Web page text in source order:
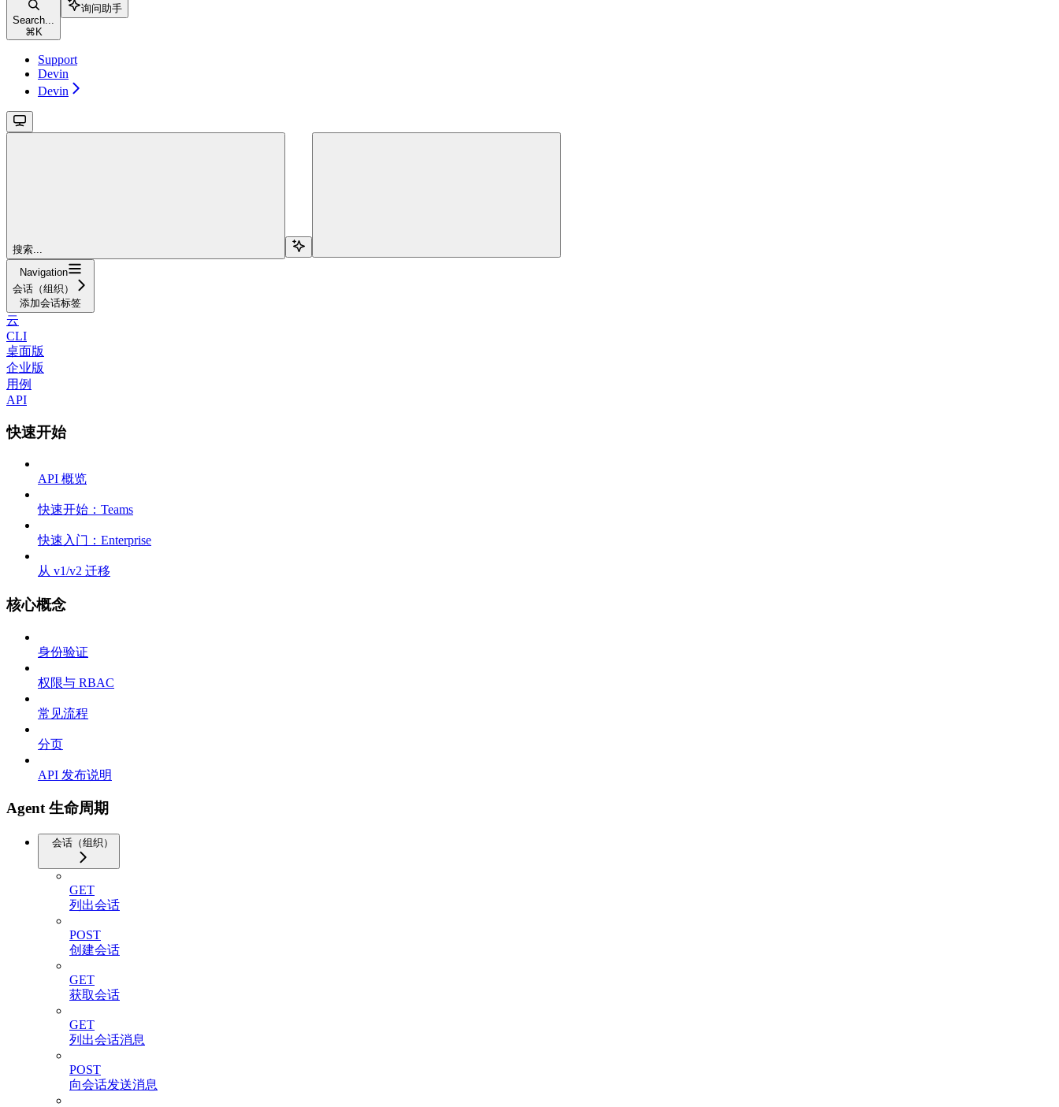
Search...
⌘ K
询问助手
Support
Devin
Devin
搜索...
Navigation
会话（组织）
添加会话标签
云
CLI
桌面版
企业版
用例
API
快速开始
API 概览
快速开始：Teams
快速入门：Enterprise
从 v1/v2 迁移
核心概念
身份验证
权限与 RBAC
常见流程
分页
API 发布说明
Agent 生命周期
会话（组织）
GET
列出会话
POST
创建会话
GET
获取会话
GET
列出会话消息
POST
向会话发送消息